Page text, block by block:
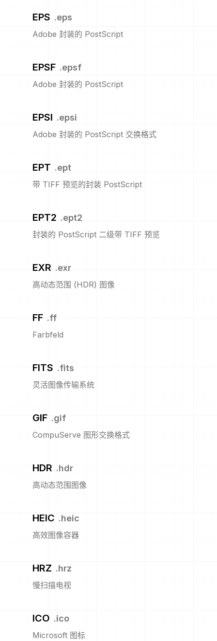
EPS .eps
Adobe 封装的 PostScript
EPSF .epsf
Adobe 封装的 PostScript
EPSI .epsi
Adobe 封装的 PostScript 交换格式
EPT .ept
带 TIFF 预览的封装 PostScript
EPT2 .ept2
封装的 PostScript 二级带 TIFF 预览
EXR .exr
高动态范围 (HDR) 图像
FF .ff
Farbfeld
FITS .fits
灵活图像传输系统
GIF .gif
CompuServe 图形交换格式
HDR .hdr
高动态范围图像
HEIC .heic
高效图像容器
HRZ .hrz
慢扫描电视
ICO .ico
Microsoft 图标